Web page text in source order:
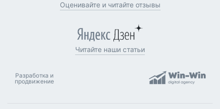
Оценивайте и читайте отзывы
Читайте наши статьи
Разработка и
продвижение